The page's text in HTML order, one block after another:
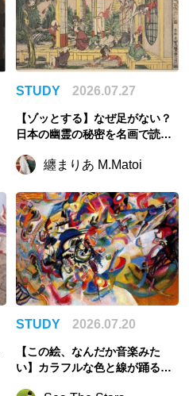
STUDY 2026.07.27
【ゾッとする】なぜ足がない？
日本の幽霊の秘密を名画で読み
纏まりあ M.Matoi
STUDY 2026.07.20
【この絵、なんだか音楽みた
い】カラフルな色と線が踊るカ